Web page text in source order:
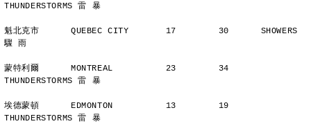
THUNDERSTORMS 雷 暴
魁北克市      QUEBEC CITY       17        30      SHOWERS
驟 雨
蒙特利爾      MONTREAL          23        34
THUNDERSTORMS 雷 暴
埃德蒙頓      EDMONTON          13        19
THUNDERSTORMS 雷 暴